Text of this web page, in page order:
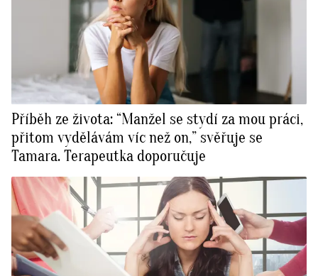
Příběh ze života: “Manžel se stydí za mou práci,
přitom vydělávám víc než on,” svěřuje se
Tamara. Terapeutka doporučuje